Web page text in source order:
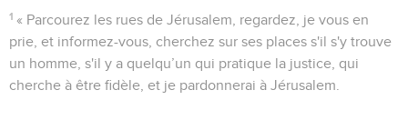
1 « Parcourez les rues de Jérusalem, regardez, je vous en
prie, et informez-vous, cherchez sur ses places s'il s'y trouve
un homme, s'il y a quelqu’un qui pratique la justice, qui
cherche à être fidèle, et je pardonnerai à Jérusalem.